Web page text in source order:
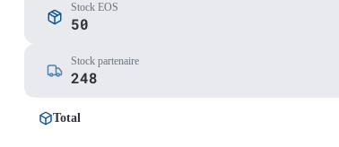
Stock EOS
50
Stock partenaire
248
Total